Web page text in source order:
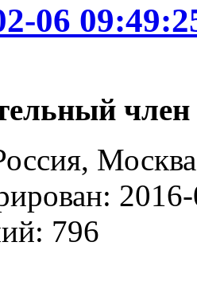
06
член
Москва
796